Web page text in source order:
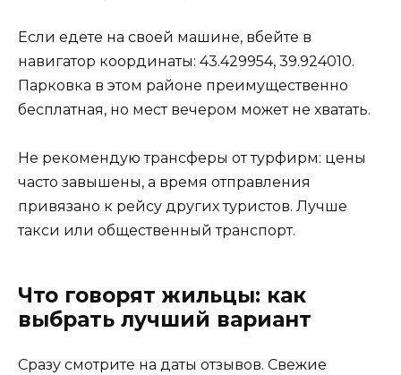
Если едете на своей машине, вбейте в
навигатор координаты: 43.429954, 39.924010.
Парковка в этом районе преимущественно
бесплатная, но мест вечером может не хватать.
Не рекомендую трансферы от турфирм: цены
часто завышены, а время отправления
привязано к рейсу других туристов. Лучше
такси или общественный транспорт.
Что говорят жильцы: как
выбрать лучший вариант
Сразу смотрите на даты отзывов. Свежие